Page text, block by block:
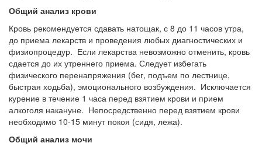
Общий анализ крови
Кровь рекомендуется сдавать натощак, с 8 до 11 часов утра,
до приема лекарств и проведения любых диагностических и
физиопроцедур. Если лекарства невозможно отменить, кровь
сдается до их утреннего приема. Следует избегать
физического перенапряжения (бег, подъем по лестнице,
быстрая ходьба), эмоционального возбуждения. Исключается
курение в течение 1 часа перед взятием крови и прием
алкоголя накануне. Непосредственно перед взятием крови
необходимо 10-15 минут покоя (сидя, лежа).
Общий анализ мочи